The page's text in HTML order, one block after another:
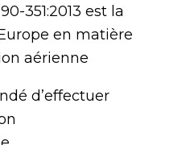
351:2013 est la
en matière
aérienne
d’effectuer